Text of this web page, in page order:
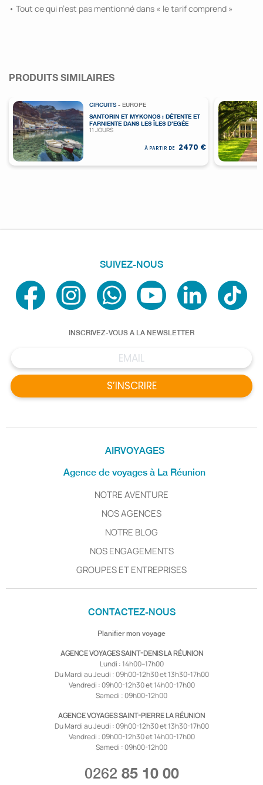
• Tout ce qui n’est pas mentionné dans « le tarif comprend »
PRODUITS SIMILAIRES
CIRCUITS - EUROPE
SANTORIN ET MYKONOS : DÉTENTE ET
FARNIENTE DANS LES ÎLES D’EGÉE
11 JOURS
À PARTIR DE 2470 €
AIRVOYAGES
Agence de voyages à La Réunion
NOTRE AVENTURE
NOS AGENCES
NOTRE BLOG
NOS ENGAGEMENTS
GROUPES ET ENTREPRISES
SUIVEZ-NOUS
INSCRIVEZ-VOUS A LA NEWSLETTER
S’INSCRIRE
CONTACTEZ-NOUS
Planifier mon voyage
AGENCE VOYAGES SAINT-DENIS LA RÉUNION
Lundi : 14h00–17h00
Du Mardi au Jeudi : 09h00-12h30 et 13h30-17h00
Vendredi : 09h00-12h30 et 14h00-17h00
Samedi : 09h00-12h00
AGENCE VOYAGES SAINT-PIERRE LA RÉUNION
Du Mardi au Jeudi : 09h00-12h30 et 13h30-17h00
Vendredi : 09h00-12h30 et 14h00-17h00
Samedi : 09h00-12h00
0262 85 10 00